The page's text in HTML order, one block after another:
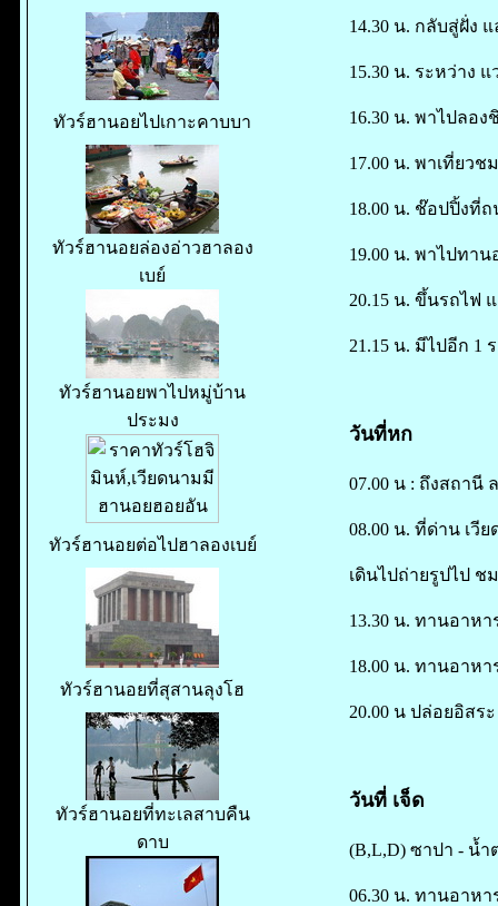
ทัวร์ฮานอยไปเกาะคาบบา
ทัวร์ฮานอยล่องอ่าวฮาลอง
เบย์
ทัวร์ฮานอยพาไปหมู่บ้าน
ประมง
ทัวร์ฮานอยต่อไปฮาลองเบย์
ทัวร์ฮานอยที่สุสานลุงโฮ
ทัวร์ฮานอยที่ทะเลสาบคืน
ดาบ
14.30 น. กลับสู่ฝั่ง
15.30 น. ระหว่าง
16.30 น. พาไปลอ
17.00 น. พาเที่ยว
18.00 น. ช๊อปปิ้งที่
19.00 น. พาไปทาน
20.15 น. ขึ้นรถไฟ
21.15 น. มีไปอีก 1
วันที่หก
07.00 น : ถึงสถานี
08.00 น. ที่ด่าน เวี
เดินไปถ่ายรูปไป ช
13.30 น. ทานอาหา
18.00 น. ทานอาหา
20.00 น ปล่อยอิส
วันที่ เจ็ด
(B,L,D) ซาปา - น้ำ
06.30 น. ทานอาห